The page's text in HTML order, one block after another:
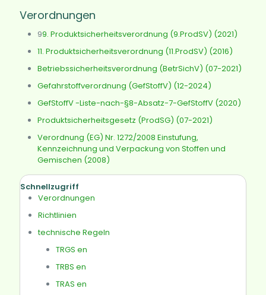
Verordnungen
99. Produktsicherheitsverordnung (9.ProdSV) (2021)
11. Produktsicherheitsverordnung (11.ProdSV) (2016)
Betriebssicherheitsverordnung (BetrSichV) (07-2021)
Gefahrstoffverordnung (GefStoffV) (12-2024)
GefStoffV -Liste-nach-§8-Absatz-7-GefStoffV (2020)
Produktsicherheitsgesetz (ProdSG) (07-2021)
Verordnung (EG) Nr. 1272/2008 Einstufung,
Kennzeichnung und Verpackung von Stoffen und
Gemischen (2008)
Schnellzugriff
Verordnungen
Richtlinien
technische Regeln
TRGS en
TRBS en
TRAS en